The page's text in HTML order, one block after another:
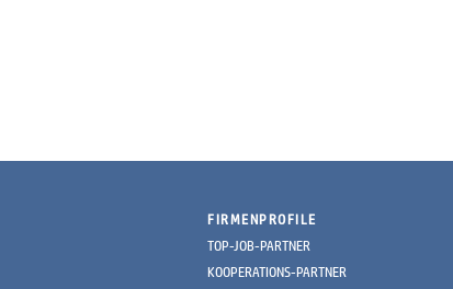
FIRMENPROFILE
TOP-JOB-PARTNER
KOOPERATIONS-PARTNER